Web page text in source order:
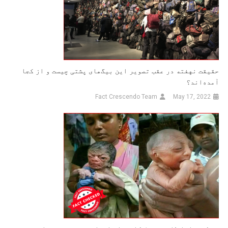
حقیقت نهفته در عقب تصویر این بیگ‌های پشتی چیست و از کجا
آمده‌اند؟
May 17, 2022
Fact Crescendo Team